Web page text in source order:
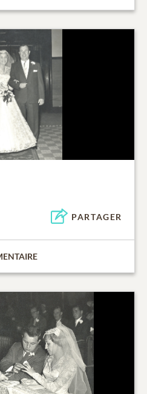
PARTAGER